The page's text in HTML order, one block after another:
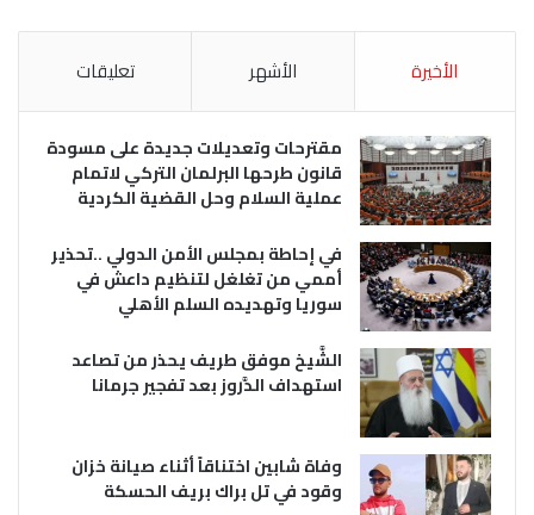
الأخيرة الأشهر تعليقات
مقترحات وتعديلات جديدة على مسودة
قانون طرحها البرلمان التركي لاتمام
عملية السلام وحل القضية الكردية
في إحاطة بمجلس الأمن الدولي ..تحذير
أممي من تغلغل لتنظيم داعش في
سوريا وتهديده السلم الأهلي
الشَّيخ موفق طريف يحذر من تصاعد
استهداف الدَّروز بعد تفجير جرمانا
وفاة شابين اختناقاً أثناء صيانة خزان
وقود في تل براك بريف الحسكة